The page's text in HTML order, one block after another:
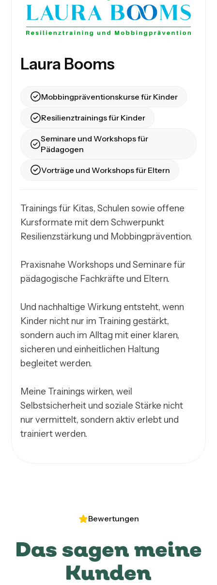
Laura Booms
Mobbingpräventionskurse für Kinder
Resilienztrainings für Kinder
Seminare und Workshops für
Pädagogen
Vorträge und Workshops für Eltern
Trainings für Kitas, Schulen sowie offene
Kursformate mit dem Schwerpunkt
Resilienzstärkung und Mobbingprävention.
Praxisnahe Workshops und Seminare für
pädagogische Fachkräfte und Eltern.
Und nachhaltige Wirkung entsteht, wenn
Kinder nicht nur im Training gestärkt,
sondern auch im Alltag mit einer klaren,
sicheren und einheitlichen Haltung
begleitet werden.
Meine Trainings wirken, weil
Selbstsicherheit und soziale Stärke nicht
nur vermittelt, sondern aktiv erlebt und
trainiert werden.
Bewertungen
Das sagen meine
Kunden